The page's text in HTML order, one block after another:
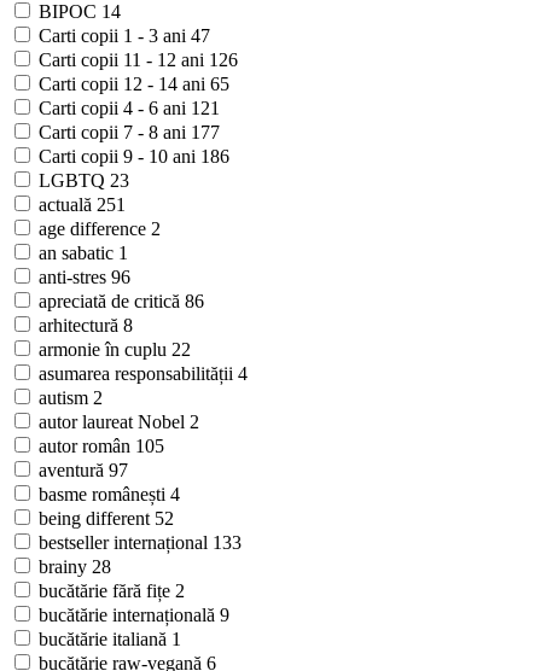
BIPOC 14
Carti copii 1 - 3 ani 47
Carti copii 11 - 12 ani 126
Carti copii 12 - 14 ani 65
Carti copii 4 - 6 ani 121
Carti copii 7 - 8 ani 177
Carti copii 9 - 10 ani 186
LGBTQ 23
actuală 251
age difference 2
an sabatic 1
anti-stres 96
apreciată de critică 86
arhitectură 8
armonie în cuplu 22
asumarea responsabilității 4
autism 2
autor laureat Nobel 2
autor român 105
aventură 97
basme românești 4
being different 52
bestseller internațional 133
brainy 28
bucătărie fără fițe 2
bucătărie internațională 9
bucătărie italiană 1
bucătărie raw-vegană 6